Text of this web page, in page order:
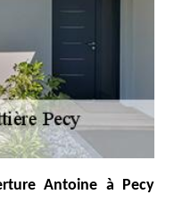
Antoine à Pecy